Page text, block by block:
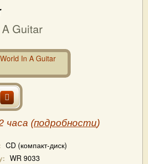
Guitar
часа (подробности)
CD (компакт-диск)
WR 9033